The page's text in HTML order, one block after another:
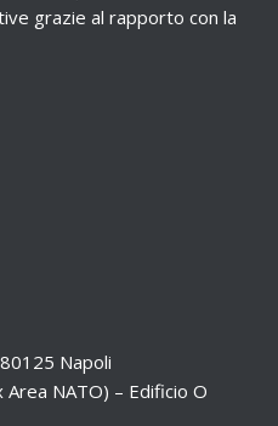
grazie al rapporto con la
Napoli
Area NATO) – Edificio O